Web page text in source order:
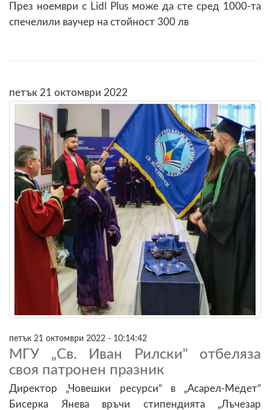
През ноември с Lidl Plus може да сте сред 1000-та
спечелили ваучер на стойност 300 лв
петък 21 октомври 2022
петък 21 октомври 2022 - 10:14:42
МГУ „Св. Иван Рилски" отбеляза
своя патронен празник
Директор „Човешки ресурси“ в „Асарел-Медет“
Бисерка Янева връчи стипендията „Лъчезар